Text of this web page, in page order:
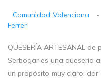
Comunidad Valenciana -
Ferrer
QUESERÍA ARTESANAL
Serbogar es una quesería
un propósito muy claro: